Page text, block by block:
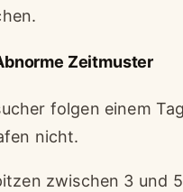
Zeitmuster
folgen einem
nicht.
zwischen 3 und